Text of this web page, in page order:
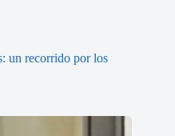
un recorrido por los